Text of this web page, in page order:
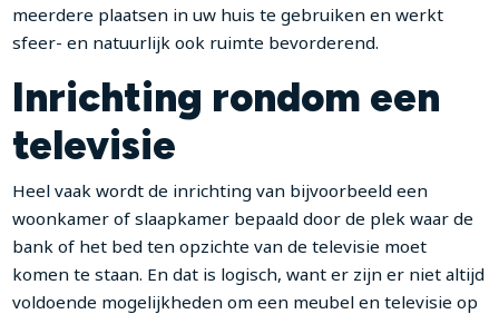
meerdere plaatsen in uw huis te gebruiken en werkt
sfeer- en natuurlijk ook ruimte bevorderend.
Inrichting rondom een
televisie
Heel vaak wordt de inrichting van bijvoorbeeld een
woonkamer of slaapkamer bepaald door de plek waar de
bank of het bed ten opzichte van de televisie moet
komen te staan. En dat is logisch, want er zijn er niet altijd
voldoende mogelijkheden om een meubel en televisie op